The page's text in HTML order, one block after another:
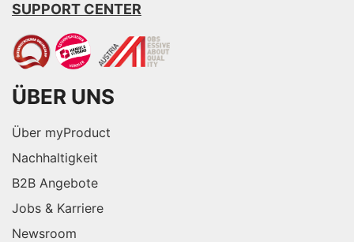
SUPPORT CENTER
ÜBER UNS
Über myProduct
Nachhaltigkeit
B2B Angebote
Jobs & Karriere
Newsroom